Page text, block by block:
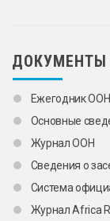
ДОКУМЕНТЫ
Ежегодник ООН
Основные
Журнал ООН
Сведения о
Системa
Журнал Africa